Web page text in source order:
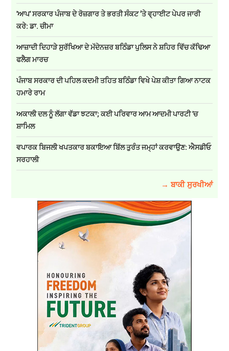
'ਆਪ' ਸਰਕਾਰ ਪੰਜਾਬ ਦੇ ਰੋਜ਼ਗਾਰ ਤੇ ਭਰਤੀ ਸੰਕਟ ’ਤੇ ਵ੍ਹਾਈਟ ਪੇਪਰ ਜਾਰੀ
ਕਰੇ: ਡਾ. ਚੀਮਾ
ਆਜ਼ਾਦੀ ਦਿਹਾੜੇ ਸੁਰੱਖਿਆ ਦੇ ਮੱਦੇਨਜ਼ਰ ਬਠਿੰਡਾ ਪੁਲਿਸ ਨੇ ਸ਼ਹਿਰ ਵਿੱਚ ਕੱਢਿਆ
ਫਲੈਗ ਮਾਰਚ
ਪੰਜਾਬ ਸਰਕਾਰ ਦੀ ਪਹਿਲ ਕਦਮੀ ਤਹਿਤ ਬਠਿੰਡਾ ਵਿਖੇ ਪੇਸ਼ ਕੀਤਾ ਗਿਆ ਨਾਟਕ
ਹਮਾਰੇ ਰਾਮ
ਅਕਾਲੀ ਦਲ ਨੂੰ ਲੱਗਾ ਵੱਡਾ ਝਟਕਾ; ਕਈ ਪਰਿਵਾਰ ਆਮ ਆਦਮੀ ਪਾਰਟੀ 'ਚ
ਸ਼ਾਮਿਲ
ਵਪਾਰਕ ਬਿਜਲੀ ਖਪਤਕਾਰ ਬਕਾਇਆ ਬਿੱਲ ਤੁਰੰਤ ਜਮ੍ਹਾਂ ਕਰਵਾਉਣ: ਐਸਡੀਓ
ਸਰਹਾਲੀ
→ ਬਾਕੀ ਸੁਰਖੀਆਂ